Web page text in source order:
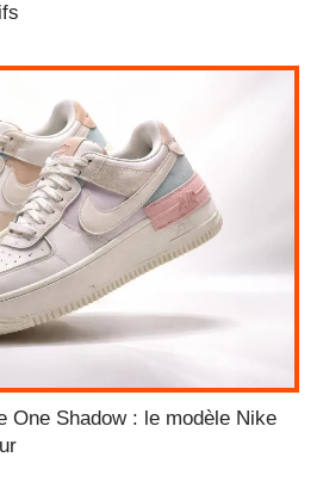
One Shadow : le modèle Nike